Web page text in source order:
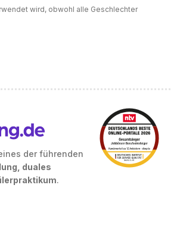
wird, obwohl alle Geschlechter
der führenden
duales
.